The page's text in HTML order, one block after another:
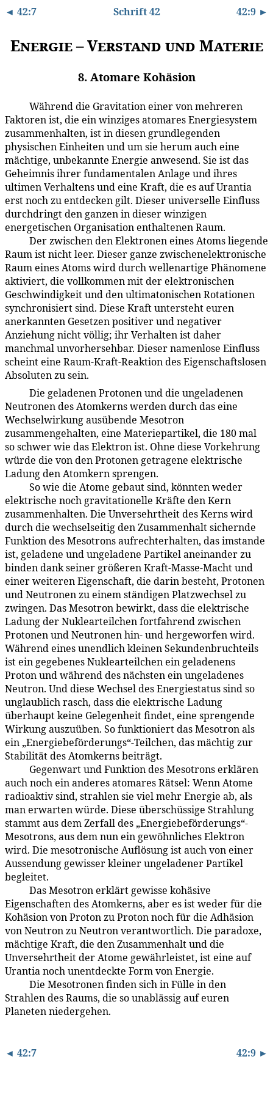
◄ 42:7 Schrift 42 42:9 ►
Energie – Verstand und Materie
8. Atomare Kohäsion
Während die Gravitation einer von mehreren
Faktoren ist, die ein winziges atomares Energiesystem
zusammenhalten, ist in diesen grundlegenden
physischen Einheiten und um sie herum auch eine
mächtige, unbekannte Energie anwesend. Sie ist das
Geheimnis ihrer fundamentalen Anlage und ihres
ultimen Verhaltens und eine Kraft, die es auf Urantia
erst noch zu entdecken gilt. Dieser universelle Einfluss
durchdringt den ganzen in dieser winzigen
energetischen Organisation enthaltenen Raum.
Der zwischen den Elektronen eines Atoms liegende
Raum ist nicht leer. Dieser ganze zwischenelektronische
Raum eines Atoms wird durch wellenartige Phänomene
aktiviert, die vollkommen mit der elektronischen
Geschwindigkeit und den ultimatonischen Rotationen
synchronisiert sind. Diese Kraft untersteht euren
anerkannten Gesetzen positiver und negativer
Anziehung nicht völlig; ihr Verhalten ist daher
manchmal unvorhersehbar. Dieser namenlose Einfluss
scheint eine Raum-Kraft-Reaktion des Eigenschaftslosen
Absoluten zu sein.
Die geladenen Protonen und die ungeladenen
Neutronen des Atomkerns werden durch das eine
Wechselwirkung ausübende Mesotron
zusammengehalten, eine Materiepartikel, die 180 mal
so schwer wie das Elektron ist. Ohne diese Vorkehrung
würde die von den Protonen getragene elektrische
Ladung den Atomkern sprengen.
So wie die Atome gebaut sind, könnten weder
elektrische noch gravitationelle Kräfte den Kern
zusammenhalten. Die Unversehrtheit des Kerns wird
durch die wechselseitig den Zusammenhalt sichernde
Funktion des Mesotrons aufrechterhalten, das imstande
ist, geladene und ungeladene Partikel aneinander zu
binden dank seiner größeren Kraft-Masse-Macht und
einer weiteren Eigenschaft, die darin besteht, Protonen
und Neutronen zu einem ständigen Platzwechsel zu
zwingen. Das Mesotron bewirkt, dass die elektrische
Ladung der Nuklearteilchen fortfahrend zwischen
Protonen und Neutronen hin- und hergeworfen wird.
Während eines unendlich kleinen Sekundenbruchteils
ist ein gegebenes Nuklearteilchen ein geladenens
Proton und während des nächsten ein ungeladenes
Neutron. Und diese Wechsel des Energiestatus sind so
unglaublich rasch, dass die elektrische Ladung
überhaupt keine Gelegenheit findet, eine sprengende
Wirkung auszuüben. So funktioniert das Mesotron als
ein „Energiebeförderungs“-Teilchen, das mächtig zur
Stabilität des Atomkerns beiträgt.
Gegenwart und Funktion des Mesotrons erklären
auch noch ein anderes atomares Rätsel: Wenn Atome
radioaktiv sind, strahlen sie viel mehr Energie ab, als
man erwarten würde. Diese überschüssige Strahlung
stammt aus dem Zerfall des „Energiebeförderungs“-
Mesotrons, aus dem nun ein gewöhnliches Elektron
wird. Die mesotronische Auflösung ist auch von einer
Aussendung gewisser kleiner ungeladener Partikel
begleitet.
Das Mesotron erklärt gewisse kohäsive
Eigenschaften des Atomkerns, aber es ist weder für die
Kohäsion von Proton zu Proton noch für die Adhäsion
von Neutron zu Neutron verantwortlich. Die paradoxe,
mächtige Kraft, die den Zusammenhalt und die
Unversehrtheit der Atome gewährleistet, ist eine auf
Urantia noch unentdeckte Form von Energie.
Die Mesotronen finden sich in Fülle in den
Strahlen des Raums, die so unablässig auf euren
Planeten niedergehen.
◄ 42:7 42:9 ►